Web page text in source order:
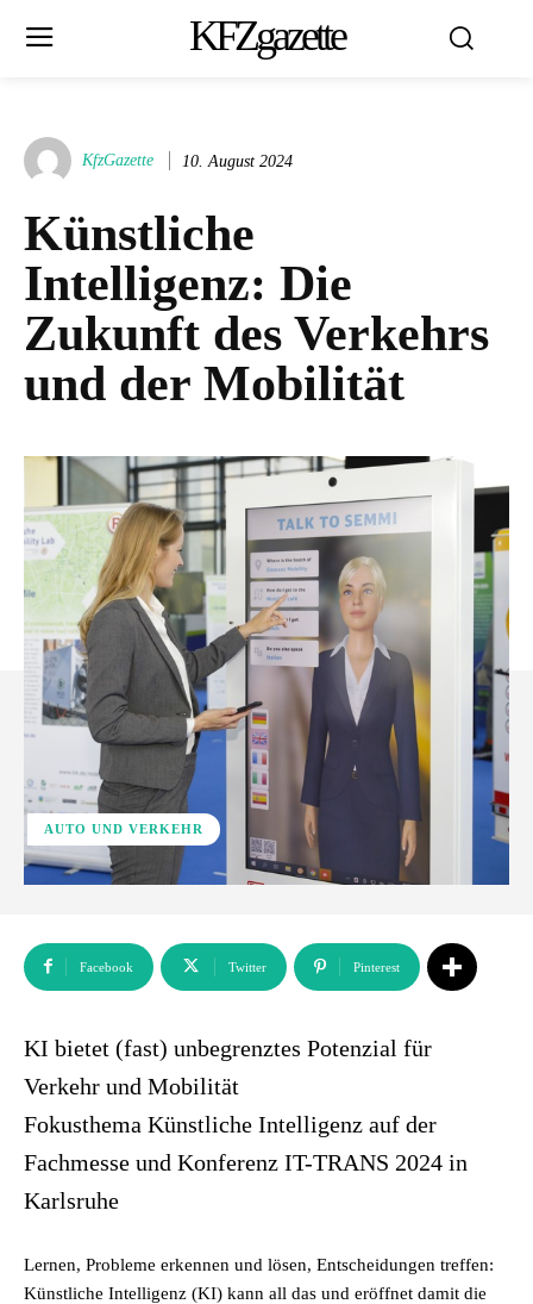
KFZgazette
KfzGazette 10. August 2024
Künstliche
Intelligenz: Die
Zukunft des Verkehrs
und der Mobilität
AUTO UND VERKEHR
Facebook Twitter Pinterest
KI bietet (fast) unbegrenztes Potenzial für
Verkehr und Mobilität
Fokusthema Künstliche Intelligenz auf der
Fachmesse und Konferenz IT-TRANS 2024 in
Karlsruhe
Lernen, Probleme erkennen und lösen, Entscheidungen treffen:
Künstliche Intelligenz (KI) kann all das und eröffnet damit die